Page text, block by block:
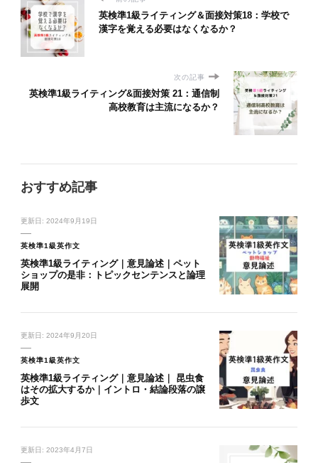
英検準1級ライティング＆面接対策18：学校で
漢字を覚える必要はなくなるか？
次の記事
英検準1級ライティング&面接対策 21：通信制
高校教育は主流になるか？
おすすめ記事
更新日: 2024年9月19日
英検準1級英作文
英検準1級ライティング｜意見論述｜ペット
ショップの是非：トピックセンテンスと論理
展開
更新日: 2024年9月20日
英検準1級英作文
英検準1級ライティング｜意見論述｜ 昆虫食
はその拡大するか｜イントロ・結論段落の譲
歩文
更新日: 2023年4月7日